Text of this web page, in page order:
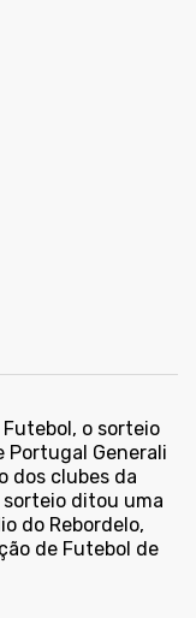
o sorteio
Portugal Generali
dos clubes da
sorteio ditou uma
do Rebordelo,
de Futebol de